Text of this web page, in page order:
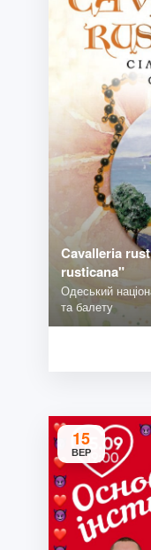
Cavalleria
rusticana"
Одеський
та балету
15
ВЕР